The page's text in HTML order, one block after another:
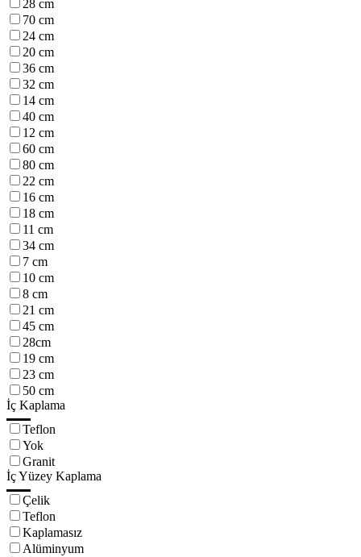
28 cm
70 cm
24 cm
20 cm
36 cm
32 cm
14 cm
40 cm
12 cm
60 cm
80 cm
22 cm
16 cm
18 cm
11 cm
34 cm
7 cm
10 cm
8 cm
21 cm
45 cm
28cm
19 cm
23 cm
50 cm
İç Kaplama
Teflon
Yok
Granit
İç Yüzey Kaplama
Çelik
Teflon
Kaplamasız
Alüminyum